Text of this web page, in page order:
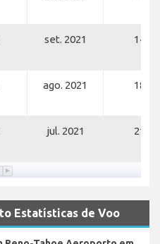
set. 2021
ago. 2021
jul. 2021
Estatísticas de Voo